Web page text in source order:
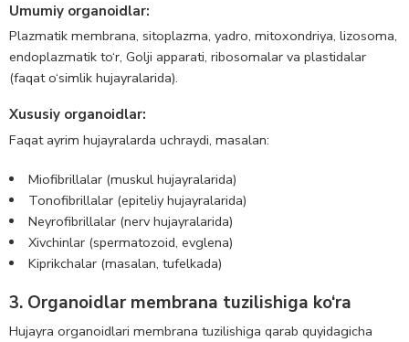
Umumiy organoidlar:
Plazmatik membrana, sitoplazma, yadro, mitoxondriya, lizosoma,
endoplazmatik to‘r, Golji apparati, ribosomalar va plastidalar
(faqat o‘simlik hujayralarida).
Xususiy organoidlar:
Faqat ayrim hujayralarda uchraydi, masalan:
Miofibrillalar (muskul hujayralarida)
Tonofibrillalar (epiteliy hujayralarida)
Neyrofibrillalar (nerv hujayralarida)
Xivchinlar (spermatozoid, evglena)
Kiprikchalar (masalan, tufelkada)
3. Organoidlar membrana tuzilishiga ko‘ra
Hujayra organoidlari membrana tuzilishiga qarab quyidagicha